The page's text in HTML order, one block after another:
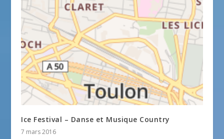
Ice Festival – Danse et Musique Country
7 mars 2016